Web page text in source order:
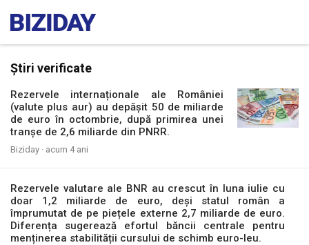
Știri verificate
Rezervele internaționale ale României
(valute plus aur) au depășit 50 de miliarde
de euro în octombrie, după primirea unei
tranșe de 2,6 miliarde din PNRR.
Biziday · acum 4 ani
Rezervele valutare ale BNR au crescut în luna iulie cu
doar 1,2 miliarde de euro, deși statul român a
împrumutat de pe piețele externe 2,7 miliarde de euro.
Diferența sugerează efortul băncii centrale pentru
menținerea stabilității cursului de schimb euro-leu.